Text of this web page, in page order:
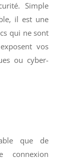
Simple
il est une
qui ne sont
vos
ou cyber-
que de
connexion